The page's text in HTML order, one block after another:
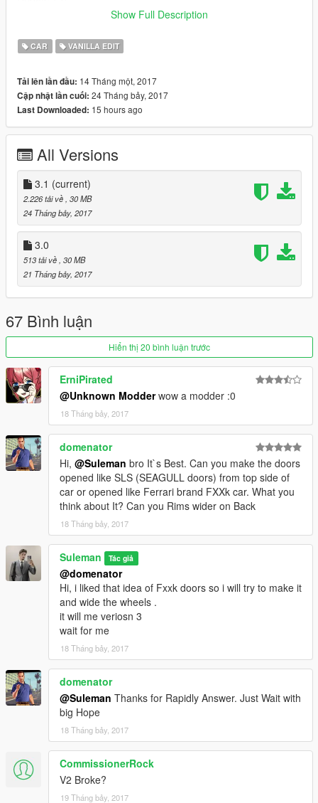
Some guys told me in comments the car will be cooler if
the boot & bennet open in
So that what i did in this update
Update 3.0
i add spilter to the front bumper , and changed the doors shape
and opening angle ( i made them open like ferrari FXXk )
add speakers to the boot , and make the wheels wider
some thing no one did it before _ 3 bonnet in 1 )
also changed the exhust , in end i add custom vents
Update 3.1
Fixed the wheels position and right windows place
and fixed files name
installation :
(make backup files before u start )
first pick one of the cars
replace buffalo2 files in
enjoy the car
_______________Suleman Rslan_____________________
Show Full Description
CAR VANILLA EDIT
Tải lên lần đầu: 14 Tháng một, 2017
Cập nhật lần cuối: 24 Tháng bảy, 2017
Last Downloaded: 15 hours ago
All Versions
3.1 (current)
2.226 tải về , 30 MB
24 Tháng bảy, 2017
3.0
513 tải về , 30 MB
21 Tháng bảy, 2017
67 Bình luận
Hiển thị 20 bình luận trước
ErniPirated
@Unknown Modderwow a modder :0
18 Tháng bảy, 2017
domenator
Hi, @Suleman bro It`s Best. Can you make the doors
opened like SLS (SEAGULL doors) from top side of
car or opened like Ferrari brand FXXk car. What you
think about It? Can you Rims wider on Back
18 Tháng bảy, 2017
Suleman Tác giả
@domenator
Hi, i liked that idea of Fxxk doors so i will try to make it
and wide the wheels .
it will me veriosn 3
wait for me
18 Tháng bảy, 2017
domenator
@Suleman Thanks for Rapidly Answer. Just Wait with
big Hope
18 Tháng bảy, 2017
CommissionerRock
V2 Broke?
19 Tháng bảy, 2017